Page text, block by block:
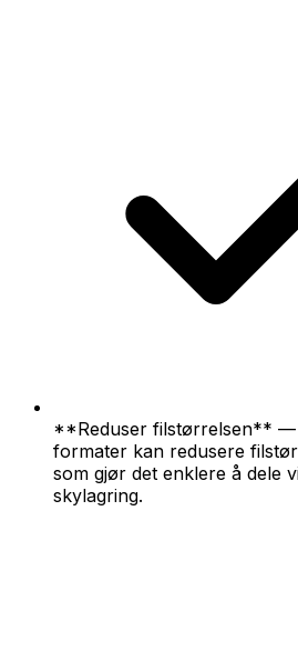
**Reduser filstørrelsen** —
formater kan redusere
som gjør det enklere å dele
skylagring.